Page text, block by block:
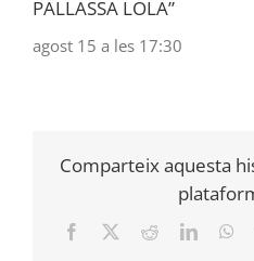
PALLASSA LOLA”
agost 15 a les 17:30
Comparteix aquesta
Facebook RedditLinkedIn